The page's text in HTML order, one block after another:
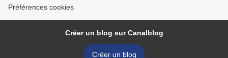
Préférences cookies
Créer un blog sur Canalblog
Créer un blog